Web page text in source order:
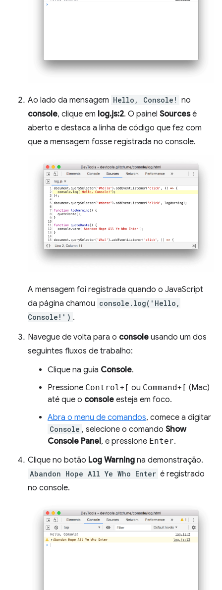
Ao lado da mensagem Hello, Console! no
console, clique em log.js:2. O painel Sourcesé
aberto e destaca a linha de código que fez com
que a mensagem fosse registrada no console.
A mensagem foi registrada quando o JavaScript
da página chamou console.log('Hello,
Console!') .
Navegue de volta para o console usando um dos
seguintes fluxos de trabalho:
Clique na guia Console.
Pressione Control+ [ ou Command+ [ (Mac)
até que o console esteja em foco.
Abra o menu de comandos, comece a digitar
Console , selecione o comando Show
Console Panel, e pressione Enter.
Clique no botão Log Warning na demonstração.
Abandon Hope All Ye Who Enter é registrado
no console.